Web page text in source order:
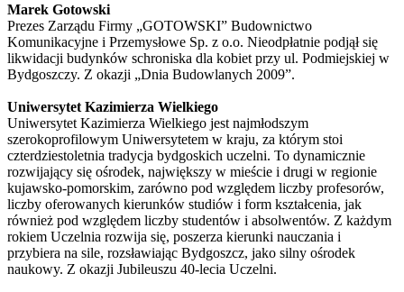
Marek Gotowski
Prezes Zarządu Firmy „GOTOWSKI” Budownictwo
Komunikacyjne i Przemysłowe Sp. z o.o. Nieodpłatnie podjął się
likwidacji budynków schroniska dla kobiet przy ul. Podmiejskiej w
Bydgoszczy. Z okazji „Dnia Budowlanych 2009”.
Uniwersytet Kazimierza Wielkiego
Uniwersytet Kazimierza Wielkiego jest najmłodszym
szerokoprofilowym Uniwersytetem w kraju, za którym stoi
czterdziestoletnia tradycja bydgoskich uczelni. To dynamicznie
rozwijający się ośrodek, największy w mieście i drugi w regionie
kujawsko-pomorskim, zarówno pod względem liczby profesorów,
liczby oferowanych kierunków studiów i form kształcenia, jak
również pod względem liczby studentów i absolwentów. Z każdym
rokiem Uczelnia rozwija się, poszerza kierunki nauczania i
przybiera na sile, rozsławiając Bydgoszcz, jako silny ośrodek
naukowy. Z okazji Jubileuszu 40-lecia Uczelni.